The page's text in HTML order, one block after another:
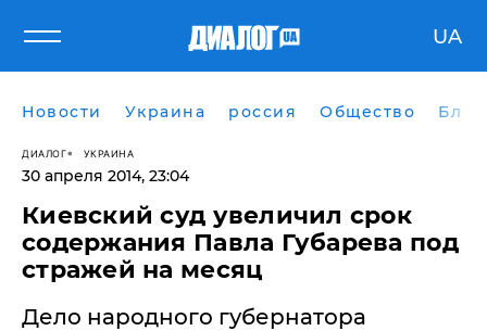
UA
Новости Украина россия Общество
ДИАЛОГ УКРАИНА
30 апреля 2014, 23:04
Киевский суд увеличил срок
содержания Павла Губарева под
стражей на месяц
Дело народного губернатора